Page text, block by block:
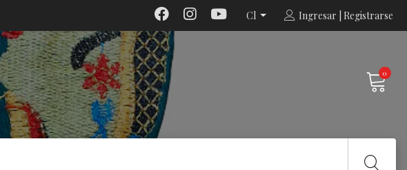
Cl Ingresar | Registrarse
0